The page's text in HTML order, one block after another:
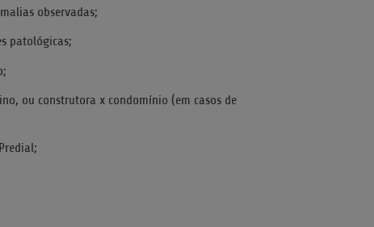
observadas;
patológicas;
ou construtora x condomínio (em casos de